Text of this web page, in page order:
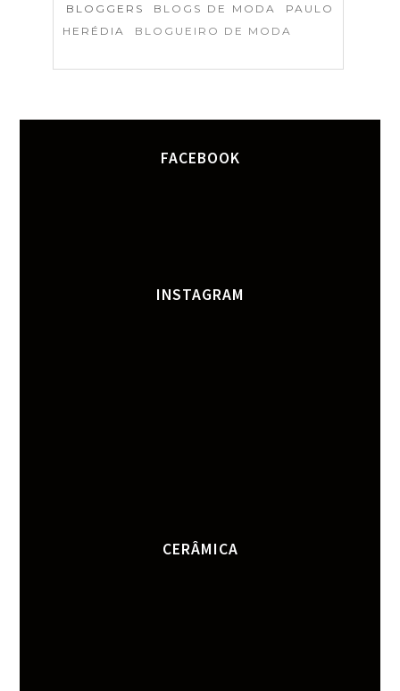
BLOGGERS
BLOGS DE MODA
PAULO
HERÉDIA
BLOGUEIRO DE MODA
FACEBOOK
INSTAGRAM
CERÂMICA